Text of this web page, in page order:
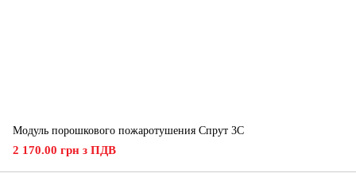
Модуль порошкового пожаротушения Спрут 3С
2 170.00 грн з ПДВ